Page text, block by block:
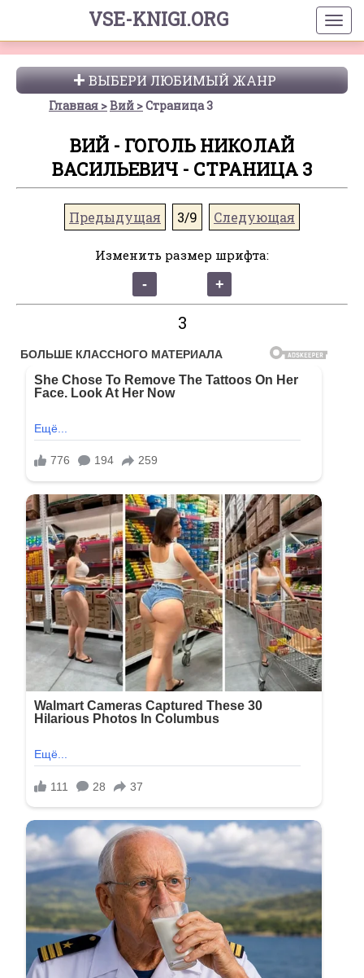
VSE-KNIGI.ORG
ВЫБЕРИ ЛЮБИМЫЙ ЖАНР
Главная Вий Страница 3
ВИЙ - ГОГОЛЬ НИКОЛАЙ
ВАСИЛЬЕВИЧ - СТРАНИЦА 3
Предыдущая 3/9 Следующая
Изменить размер шрифта:
3